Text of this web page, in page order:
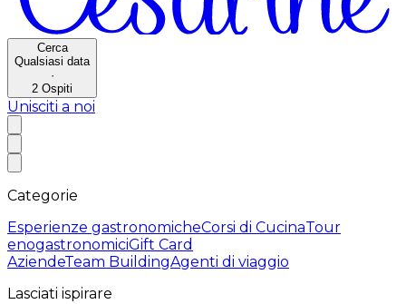
Cerca
Qualsiasi data
·
2 Ospiti
Unisciti a noi
Categorie
Esperienze gastronomicheCorsi di CucinaTour
enogastronomiciGift Card
AziendeTeam BuildingAgenti di viaggio
Lasciati ispirare